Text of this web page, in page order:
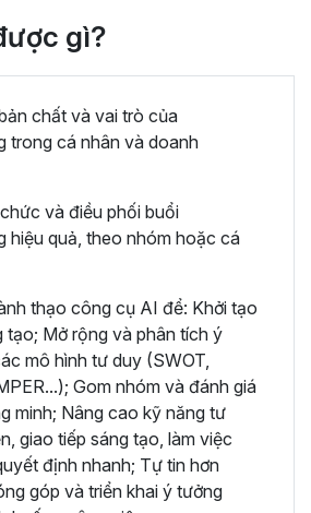
gì?
chất và vai trò của
trong cá nhân và doanh
và điều phối buổi
hiệu quả, theo nhóm hoặc cá
thạo công cụ AI để: Khởi tạo
tạo; Mở rộng và phân tích ý
mô hình tư duy (SWOT,
Gom nhóm và đánh giá
minh; Nâng cao kỹ năng tư
giao tiếp sáng tạo, làm việc
định nhanh; Tự tin hơn
góp và triển khai ý tưởng